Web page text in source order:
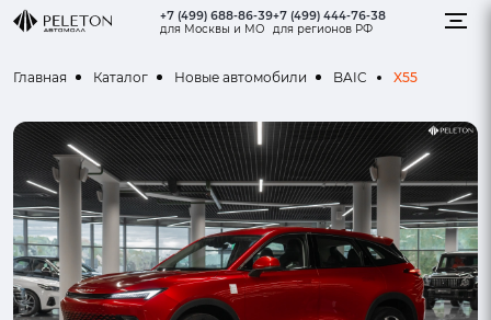
+7 (499) 688-86-39
для Москвы и МО
+7 (499) 444-76-38
для регионов РФ
Главная Каталог Новые автомобили BAIC X55